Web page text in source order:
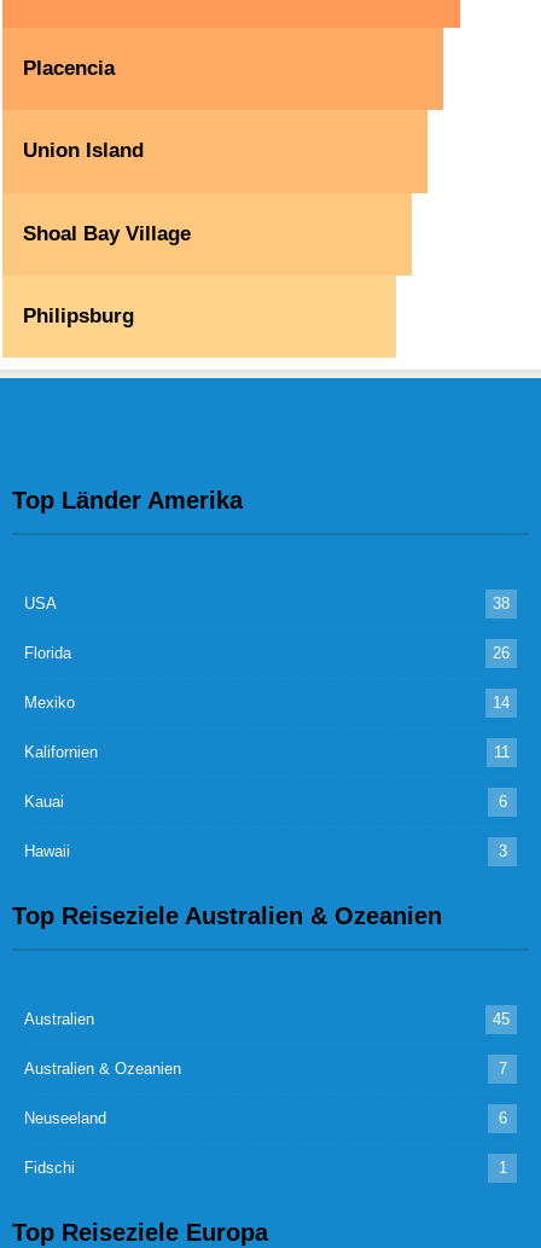
Placencia
Union Island
Shoal Bay Village
Philipsburg
Top Länder Amerika
USA 38
Florida 26
Mexiko 14
Kalifornien 11
Kauai 6
Hawaii 3
Top Reiseziele Australien & Ozeanien
Australien 45
Australien & Ozeanien 7
Neuseeland 6
Fidschi 1
Top Reiseziele Europa